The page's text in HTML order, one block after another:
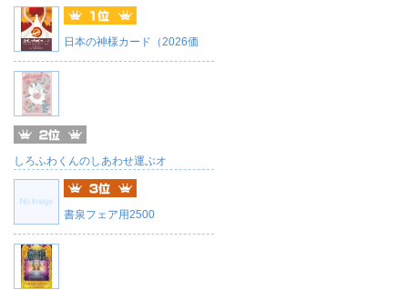
日本の神様カード（2026価
しろふわくんのしあわせ運ぶオ
書泉フェア用2500